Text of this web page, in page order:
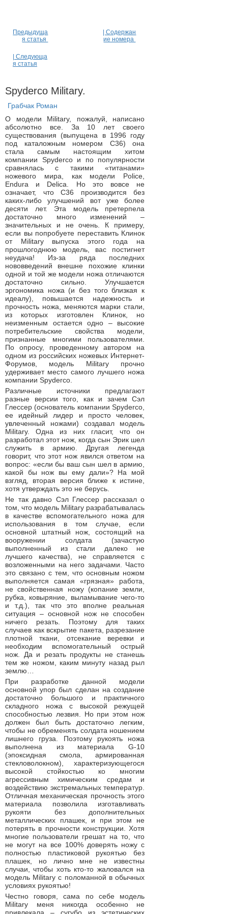
Предыдуща
я статья
| Содержан
ие номера
| Следующа
я статья
Spyderco Military.
Грабчак Роман
О модели Military, пожалуй, написано
абсолютно все. За 10 лет своего
существования (выпущена в 1996 году
под каталожным номером С36) она
стала самым настоящим хитом
компании Spyderco и по популярности
сравнялась с такими «титанами»
ножевого мира, как модели Police,
Endura и Delica. Но это вовсе не
означает, что С36 производится без
каких-либо улучшений вот уже более
десяти лет. Эта модель претерпела
достаточно много изменений –
значительных и не очень. К примеру,
если вы попробуете переставить Клинок
от Military выпуска этого года на
прошлогоднюю модель, вас постигнет
неудача! Из-за ряда последних
нововведений внешне похожие клинки
одной и той же модели ножа отличаются
достаточно сильно. Улучшается
эргономика ножа (и без того близкая к
идеалу), повышается надежность и
прочность ножа, меняются марки стали,
из которых изготовлен Клинок, но
неизменным остается одно – высокие
потребительские свойства модели,
признанные многими пользователями.
По опросу, проведенному автором на
одном из российских ножевых Интернет-
Форумов, модель Military прочно
удерживает место самого лучшего ножа
компании Spyderco.
Различные источники предлагают
разные версии того, как и зачем Сэл
Глессер (основатель компании Spyderco,
ее идейный лидер и просто человек,
увлеченный ножами) создавал модель
Military. Одна из них гласит, что он
разработал этот нож, когда сын Эрик шел
служить в армию. Другая легенда
говорит, что этот нож явился ответом на
вопрос: «если бы ваш сын шел в армию,
какой бы нож вы ему дали»? На мой
взгляд, вторая версия ближе к истине,
хотя утверждать это не берусь.
Не так давно Сэл Глессер рассказал о
том, что модель Military разрабатывалась
в качестве вспомогательного ножа для
использования в том случае, если
основной штатный нож, состоящий на
вооружении солдата (зачастую
выполненный из стали далеко не
лучшего качества), не справляется с
возложенными на него задачами. Часто
это связано с тем, что основным ножом
выполняется самая «грязная» работа,
не свойственная ножу (копание земли,
рубка, ковыряние, выламывание чего-то
и т.д.), так что это вполне реальная
ситуация – основной нож не способен
ничего резать. Поэтому для таких
случаев как вскрытие пакета, разрезание
плотной ткани, отсекание веревки и
необходим вспомогательный острый
нож. Да и резать продукты не станешь
тем же ножом, каким минуту назад рыл
землю…
При разработке данной модели
основной упор был сделан на создание
достаточно большого и практичного
складного ножа с высокой режущей
способностью лезвия. Но при этом нож
должен был быть достаточно легким,
чтобы не обременять солдата ношением
лишнего груза. Поэтому рукоять ножа
выполнена из материала G-10
(эпоксидная смола, армированная
стекловолокном), характеризующегося
высокой стойкостью ко многим
агрессивным химическим средам и
воздействию экстремальных температур.
Отличная механическая прочность этого
материала позволила изготавливать
рукояти без дополнительных
металлических плашек, и при этом не
потерять в прочности конструкции. Хотя
многие пользователи грешат на то, что
не могут на все 100% доверять ножу с
полностью пластиковой рукоятью без
плашек, но лично мне не известны
случаи, чтобы хоть кто-то жаловался на
модель Military с поломанной в обычных
условиях рукоятью!
Честно говоря, сама по себе модель
Military меня никогда особенно не